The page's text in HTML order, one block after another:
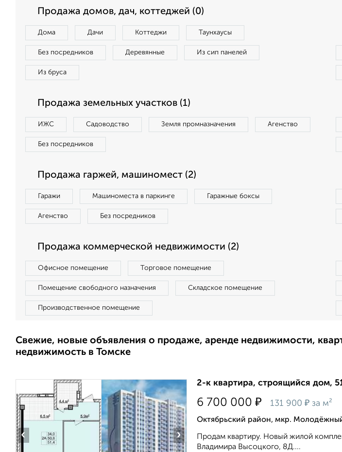
Продажа домов, дач, коттеджей (0)
Дома Дачи Коттеджи Таунхаусы
Без посредников Деревянные Из сип панелей
Из бруса
Продажа земельных участков (1)
ИЖС Садоводство Земля промназначения Агенство
Без посредников
Продажа гаржей, машиномест (2)
Гаражи Машиноместа в паркинге Гаражные боксы
Агенство Без посредников
Продажа коммерческой недвижимости (2)
Офисное помещение Торговое помещение
Помещение свободного назначения Складское помещение
Производственное помещение
Свежие, новые объявления о продаже, аренде недвижимости,
недвижимость в Томске
‹ ›
2-к квартира, строящийся дом,
6 700 000 ₽ 131 900 ₽ за м²
Октябрьский район, мкр.
Продам квартиру. Новый жилой
Владимира Высоцкого, 8Д....